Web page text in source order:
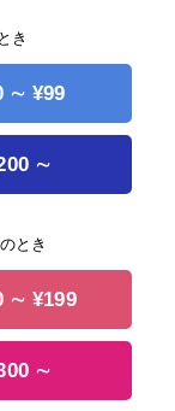
き
∼ ¥99
∼
とき
∼ ¥199
∼